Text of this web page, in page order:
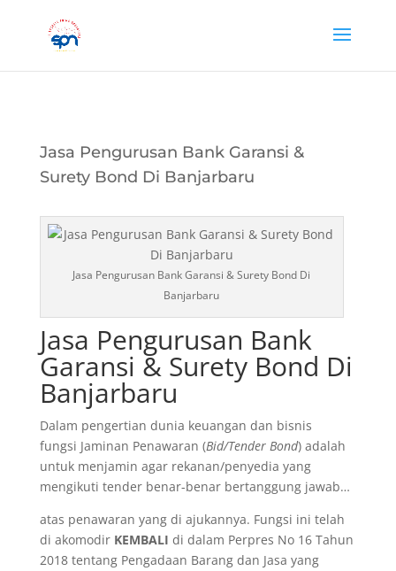
Jasa Pengurusan Bank Garansi &
Surety Bond Di Banjarbaru
Jasa Pengurusan Bank Garansi & Surety Bond Di
Banjarbaru
Jasa Pengurusan Bank
Garansi & Surety Bond Di
Banjarbaru
Dalam pengertian dunia keuangan dan bisnis
fungsi Jaminan Penawaran (Bid/Tender Bond) adalah
untuk menjamin agar rekanan/penyedia yang
mengikuti tender benar-benar bertanggung jawab…
atas penawaran yang di ajukannya. Fungsi ini telah
di akomodir KEMBALI di dalam Perpres No 16 Tahun
2018 tentang Pengadaan Barang dan Jasa yang